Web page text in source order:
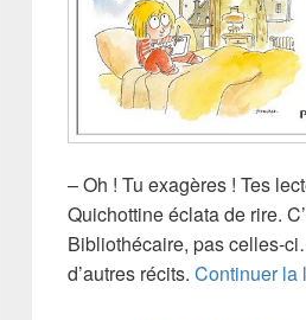
– Oh ! Tu exagères ! Tes
Quichottine éclata de rire.
Bibliothécaire, pas celles-
d’autres récits. Continuer la